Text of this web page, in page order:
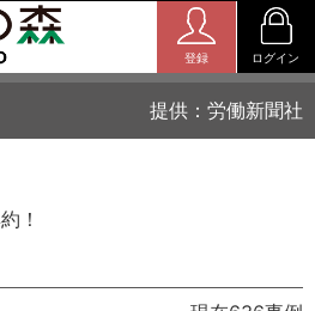
登録 ログイン
提供：労働新聞社
！